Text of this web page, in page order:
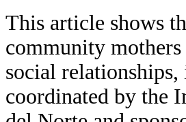
This article shows
community
social
coordinated by the